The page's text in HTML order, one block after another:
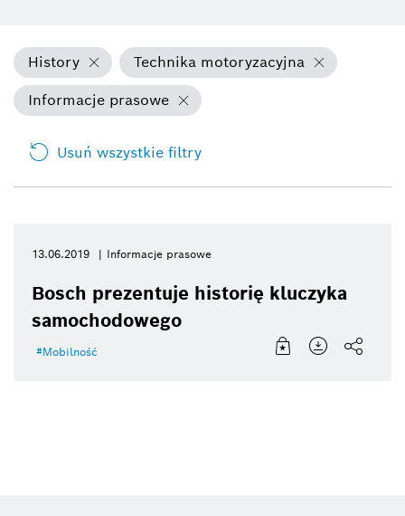
History
Technika motoryzacyjna
Informacje prasowe
Usuń wszystkie filtry
13.06.2019 Informacje prasowe
Bosch prezentuje historię kluczyka
samochodowego
Mobilność